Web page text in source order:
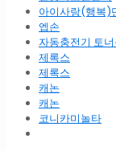
아이사랑(행복)
엡손
자동충전기 토
제록스
제록스
캐논
캐논
코니카미놀타